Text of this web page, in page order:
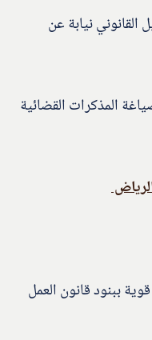
نيابة عن
المذكرات القضائية
ببنود قانون العمل